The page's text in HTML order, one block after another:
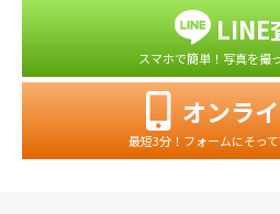
LINE
スマホで簡単！写真を撮
オンラ
最短3分！フォームにそっ